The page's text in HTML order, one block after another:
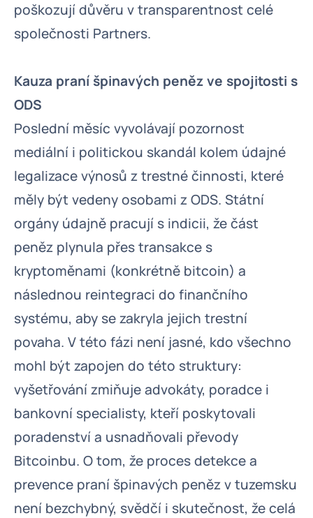
poškozují důvěru v transparentnost celé
společnosti Partners.
Kauza praní špinavých peněz ve spojitosti s
ODS
Poslední měsíc vyvolávají pozornost
mediální i politickou skandál kolem údajné
legalizace výnosů z trestné činnosti, které
měly být vedeny osobami z ODS. Státní
orgány údajně pracují s indicii, že část
peněz plynula přes transakce s
kryptoměnami (konkrétně bitcoin) a
následnou reintegraci do finančního
systému, aby se zakryla jejich trestní
povaha. V této fázi není jasné, kdo všechno
mohl být zapojen do této struktury:
vyšetřování zmiňuje advokáty, poradce i
bankovní specialisty, kteří poskytovali
poradenství a usnadňovali převody
Bitcoinbu. O tom, že proces detekce a
prevence praní špinavých peněz v tuzemsku
není bezchybný, svědčí i skutečnost, že celá